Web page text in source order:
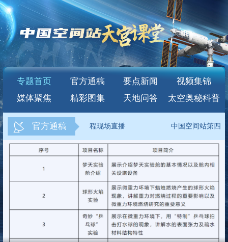
专题首页 官方通稿 要点新闻
视频集锦
媒体聚焦
精彩图集 天地问答 太空奥秘科普
官方通稿
太空授课活动将进行全程现场直播 中国空间站第四次
太空授课活动将进行全程现场直播 中国空间站第四次太